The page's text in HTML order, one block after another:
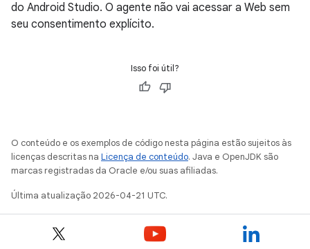
do Android Studio. O agente não vai acessar a Web sem
seu consentimento explícito.
Isso foi útil?
O conteúdo e os exemplos de código nesta página estão sujeitos às
licenças descritas na Licença de conteúdo. Java e OpenJDK são
marcas registradas da Oracle e/ou suas afiliadas.
Última atualização 2026-04-21 UTC.